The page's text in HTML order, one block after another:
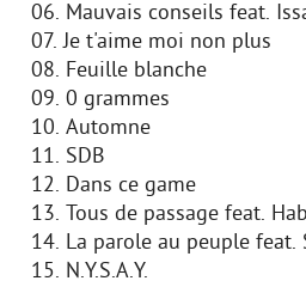
06. Mauvais conseils feat.
07. Je t'aime moi non plus
08. Feuille blanche
09. 0 grammes
10. Automne
11. SDB
12. Dans ce game
13. Tous de passage feat.
14. La parole au peuple
15. N.Y.S.A.Y.